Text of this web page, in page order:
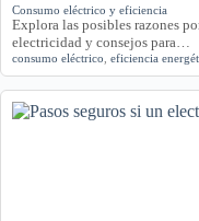
Consumo eléctrico y eficiencia
Explora las posibles razones
electricidad y consejos para…
consumo eléctrico eficiencia